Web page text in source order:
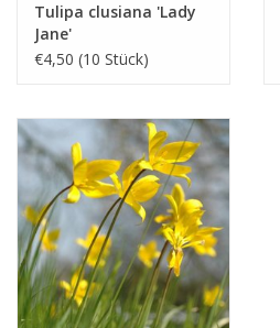
Tulipa clusiana 'Lady
Jane'
€4,50 (10 Stück)